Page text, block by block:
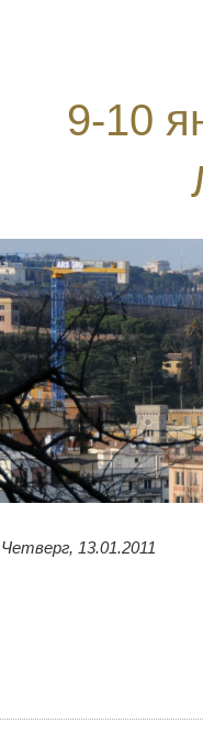
9-10
Четверг, 13.01.2011